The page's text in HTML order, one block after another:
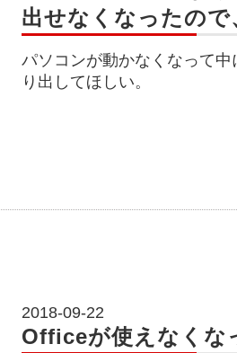
出せなくなったので
パソコンが動かなくなって
り出してほしい。
2018-09-22
Officeが使えなくな